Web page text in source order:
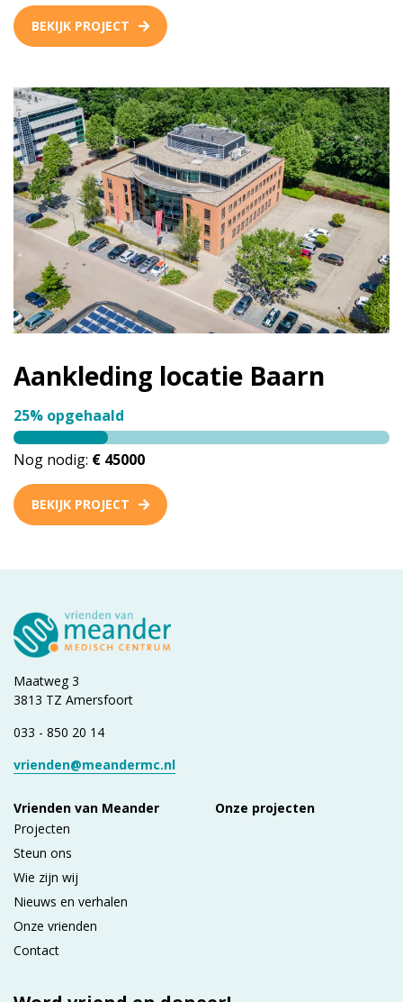
BEKIJK PROJECT
Aankleding locatie Baarn
25% opgehaald
Nog nodig: € 45000
BEKIJK PROJECT
Maatweg 3
3813 TZ Amersfoort
033 - 850 20 14
vrienden@meandermc.nl
Vrienden van Meander
Projecten
Steun ons
Wie zijn wij
Nieuws en verhalen
Onze vrienden
Contact
Onze projecten